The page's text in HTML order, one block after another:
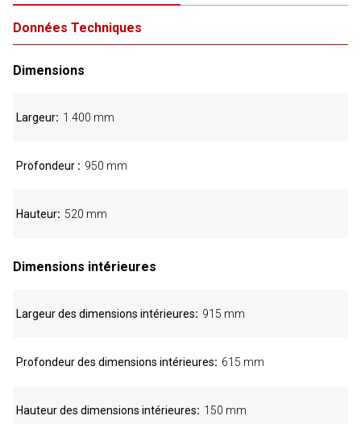
Données Techniques
Dimensions
Largeur 1.400 mm
Profondeur 950 mm
Hauteur 520 mm
Dimensions intérieures
Largeur des dimensions intérieures 915 mm
Profondeur des dimensions intérieures 615 mm
Hauteur des dimensions intérieures 150 mm